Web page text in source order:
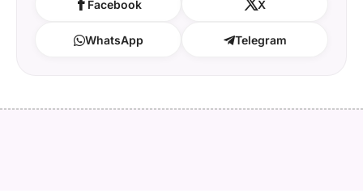
Facebook X
WhatsApp Telegram